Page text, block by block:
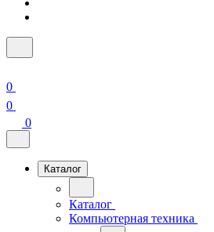
0
0
0
Каталог
Каталог
Компьютерная техника